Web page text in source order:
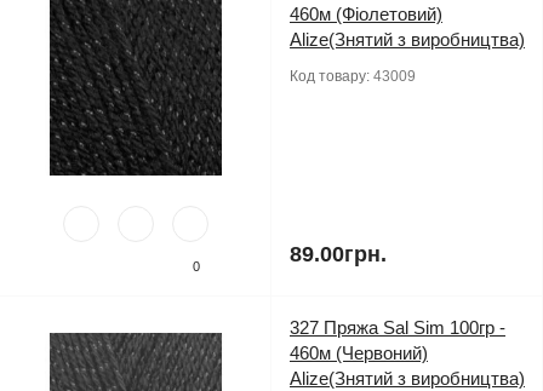
0
460м (Фіолетовий)
Alize(Знятий з виробництва)
Код товару: 43009
89.00грн.
327 Пряжа Sal Sim 100гр -
460м (Червоний)
Alize(Знятий з виробництва)